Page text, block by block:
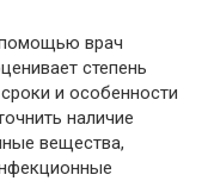
врач
степень
и особенности
наличие
вещества,